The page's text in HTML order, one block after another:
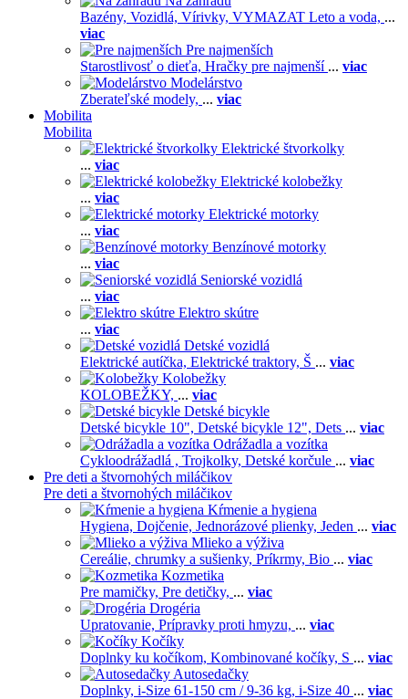
Bazény, Vozidlá, Vírivky, VYMAZAT Leto a voda, ...
viac
Pre najmenších
Starostlivosť o dieťa, Hračky pre najmenší ... viac
Modelárstvo
Zberateľské modely, ... viac
Mobilita
Mobilita
Elektrické štvorkolky
... viac
Elektrické kolobežky
... viac
Elektrické motorky
... viac
Benzínové motorky
... viac
Seniorské vozidlá
... viac
Elektro skútre
... viac
Detské vozidlá
Elektrické autíčka, Elektrické traktory, Š ... viac
Kolobežky
KOLOBEŽKY, ... viac
Detské bicykle
Detské bicykle 10", Detské bicykle 12", Dets ... viac
Odrážadla a vozítka
Cykloodrážadlá , Trojkolky, Detské korčule ... viac
Pre deti a štvornohých miláčikov
Pre deti a štvornohých miláčikov
Kŕmenie a hygiena
Hygiena, Dojčenie, Jednorázové plienky, Jeden ... viac
Mlieko a výživa
Cereálie, chrumky a sušienky, Príkrmy, Bio ... viac
Kozmetika
Pre mamičky, Pre detičky, ... viac
Drogéria
Upratovanie, Prípravky proti hmyzu, ... viac
Kočíky
Doplnky ku kočíkom, Kombinované kočíky, S ... viac
Autosedačky
Doplnky, i-Size 61-150 cm / 9-36 kg, i-Size 40 ... viac